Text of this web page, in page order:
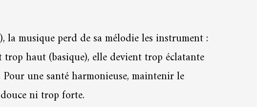
la musique perd de sa mélodie les instrument :
trop haut (basique), elle devient trop éclatante
une santé harmonieuse, maintenir le
ni trop forte.